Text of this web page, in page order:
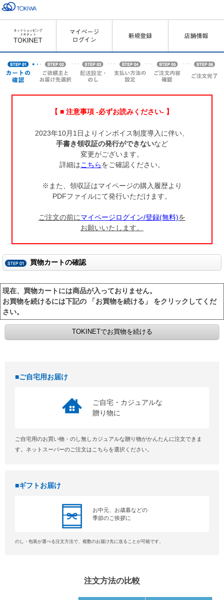
【 ■ 注意事項 -必ずお読みください- 】
2023年10月1日よりインボイス制度導入に伴い、
手書き領収証の発行ができないなど
変更がございます。
詳細はこちらをご確認ください。
※また、領収証はマイページの購入履歴より
PDFファイルにて発行いただけます。
ご注文の前にマイページログイン/登録(無料)を
お願いいたします。
買物カートの確認
現在、買物カートには商品が入っておりません。
お買物を続けるには下記の 「お買物を続ける」 をクリックしてくだ
さい。
ご自宅用お届け
ご自宅・カジュアルな
贈り物に
ご自宅用のお買い物・のし無しカジュアルな贈り物がかんたんに注文できま
す。ネットスーパーのご注文はこちらを選択ください。
ギフトお届け
お中元、お歳暮などの
季節のご挨拶に
のし・包装が選べる注文方法で、複数のお届け先に送ることが可能です。
注文方法の比較